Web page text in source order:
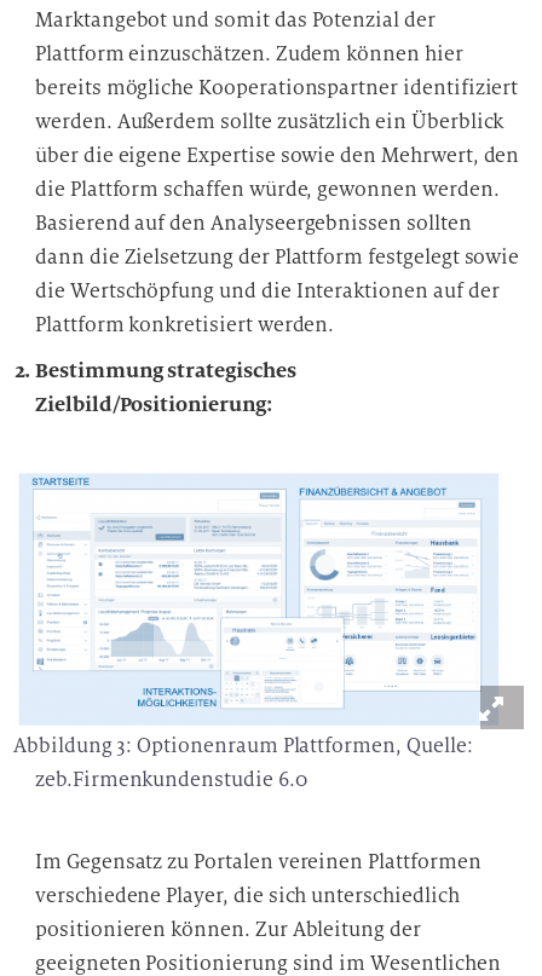
Marktangebot und somit das Potenzial der
Plattform einzuschätzen. Zudem können hier
bereits mögliche Kooperationspartner identifiziert
werden. Außerdem sollte zusätzlich ein Überblick
über die eigene Expertise sowie den Mehrwert, den
die Plattform schaffen würde, gewonnen werden.
Basierend auf den Analyseergebnissen sollten
dann die Zielsetzung der Plattform festgelegt sowie
die Wertschöpfung und die Interaktionen auf der
Plattform konkretisiert werden.
Bestimmung strategisches
Zielbild/Positionierung:
Abbildung 3: Optionenraum Plattformen, Quelle:
zeb.Firmenkundenstudie 6.0
Im Gegensatz zu Portalen vereinen Plattformen
verschiedene Player, die sich unterschiedlich
positionieren können. Zur Ableitung der
geeigneten Positionierung sind im Wesentlichen